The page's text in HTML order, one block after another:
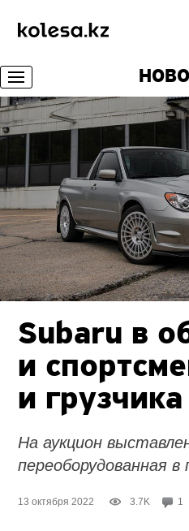
Subaru в
и
и грузчика
На аукцион
переоборудованная в
13 октября 2022 3.7K 1